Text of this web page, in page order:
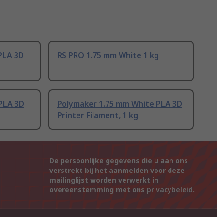
3D
RS PRO 1.75 mm White 1 kg
3D
Polymaker 1.75 mm White PLA 3D
Printer Filament, 1 kg
De persoonlijke gegevens die u aan ons
verstrekt bij het aanmelden voor deze
mailinglijst worden verwerkt in
overeenstemming met ons privacybeleid.